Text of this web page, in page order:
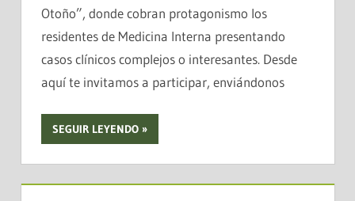
Otoño”, donde cobran protagonismo los
residentes de Medicina Interna presentando
casos clínicos complejos o interesantes. Desde
aquí te invitamos a participar, enviándonos
SEGUIR LEYENDO